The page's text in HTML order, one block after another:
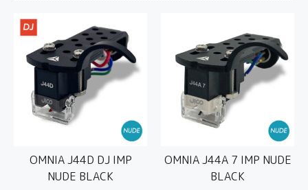
OMNIA J44D DJ IMP
NUDE BLACK
OMNIA J44A 7 IMP NUDE
BLACK